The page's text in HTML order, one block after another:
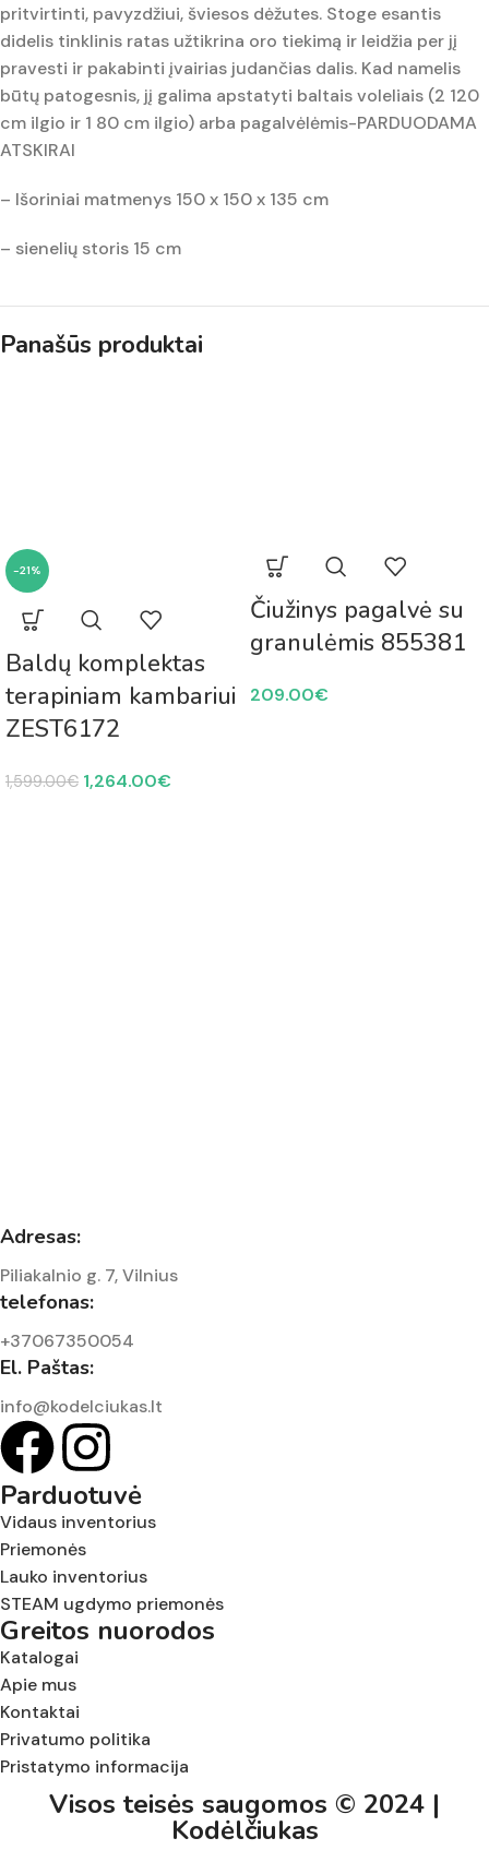
pritvirtinti, pavyzdžiui, šviesos dėžutes. Stoge esantis
didelis tinklinis ratas užtikrina oro tiekimą ir leidžia per jį
pravesti ir pakabinti įvairias judančias dalis. Kad namelis
būtų patogesnis, jį galima apstatyti baltais voleliais (2 120
cm ilgio ir 1 80 cm ilgio) arba pagalvėlėmis-PARDUODAMA
ATSKIRAI
– Išoriniai matmenys 150 x 150 x 135 cm
– sienelių storis 15 cm
Panašūs produktai
-21%
Baldų komplektas
terapiniam kambariui
ZEST6172
1,599.00€ 1,264.00€
Čiužinys pagalvė su
granulėmis 855381
209.00€
Adresas:
Piliakalnio g. 7, Vilnius
telefonas:
+37067350054
El. Paštas:
info@kodelciukas.lt
Parduotuvė
Vidaus inventorius
Priemonės
Lauko inventorius
STEAM ugdymo priemonės
Greitos nuorodos
Katalogai
Apie mus
Kontaktai
Privatumo politika
Pristatymo informacija
Visos teisės saugomos © 2024 |
Kodėlčiukas